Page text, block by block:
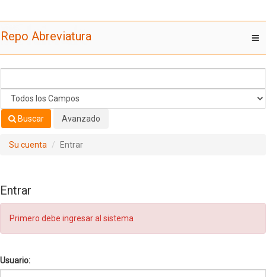
Repo Abreviatura
Buscar Avanzado
Su cuenta Entrar
Entrar
Primero debe ingresar al sistema
Usuario: